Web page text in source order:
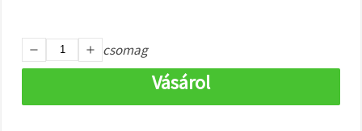
Fogadja
el
csomag
Vásárol